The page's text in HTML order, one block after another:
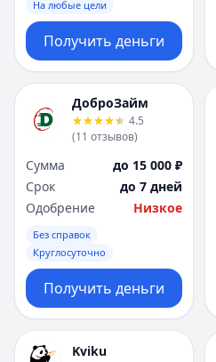
На любые цели
Получить деньги
ДоброЗайм
4.5
(11 отзывов)
Сумма
до 15 000 ₽
Срок
до 7 дней
Одобрение
Низкое
Без справок
Круглосуточно
Получить деньги
Kviku